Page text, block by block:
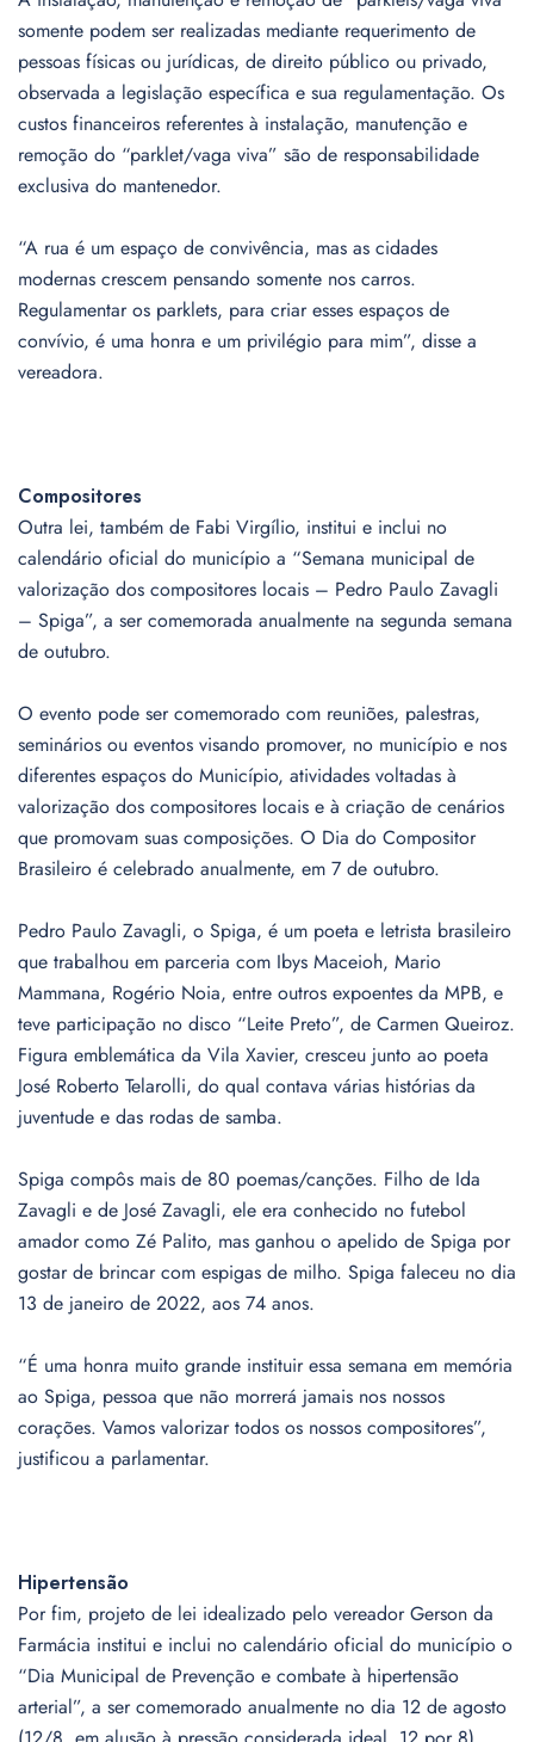
somente podem ser realizadas mediante requerimento de
pessoas físicas ou jurídicas, de direito público ou privado,
observada a legislação específica e sua regulamentação. Os
custos financeiros referentes à instalação, manutenção e
remoção do “parklet/vaga viva” são de responsabilidade
exclusiva do mantenedor.
“A rua é um espaço de convivência, mas as cidades
modernas crescem pensando somente nos carros.
Regulamentar os parklets, para criar esses espaços de
convívio, é uma honra e um privilégio para mim”, disse a
vereadora.
Compositores
Outra lei, também de Fabi Virgílio, institui e inclui no
calendário oficial do município a “Semana municipal de
valorização dos compositores locais – Pedro Paulo Zavagli
– Spiga”, a ser comemorada anualmente na segunda semana
de outubro.
O evento pode ser comemorado com reuniões, palestras,
seminários ou eventos visando promover, no município e nos
diferentes espaços do Município, atividades voltadas à
valorização dos compositores locais e à criação de cenários
que promovam suas composições. O Dia do Compositor
Brasileiro é celebrado anualmente, em 7 de outubro.
Pedro Paulo Zavagli, o Spiga, é um poeta e letrista brasileiro
que trabalhou em parceria com Ibys Maceioh, Mario
Mammana, Rogério Noia, entre outros expoentes da MPB, e
teve participação no disco “Leite Preto”, de Carmen Queiroz.
Figura emblemática da Vila Xavier, cresceu junto ao poeta
José Roberto Telarolli, do qual contava várias histórias da
juventude e das rodas de samba.
Spiga compôs mais de 80 poemas/canções. Filho de Ida
Zavagli e de José Zavagli, ele era conhecido no futebol
amador como Zé Palito, mas ganhou o apelido de Spiga por
gostar de brincar com espigas de milho. Spiga faleceu no dia
13 de janeiro de 2022, aos 74 anos.
“É uma honra muito grande instituir essa semana em memória
ao Spiga, pessoa que não morrerá jamais nos nossos
corações. Vamos valorizar todos os nossos compositores”,
justificou a parlamentar.
Hipertensão
Por fim, projeto de lei idealizado pelo vereador Gerson da
Farmácia institui e inclui no calendário oficial do município o
“Dia Municipal de Prevenção e combate à hipertensão
arterial”, a ser comemorado anualmente no dia 12 de agosto